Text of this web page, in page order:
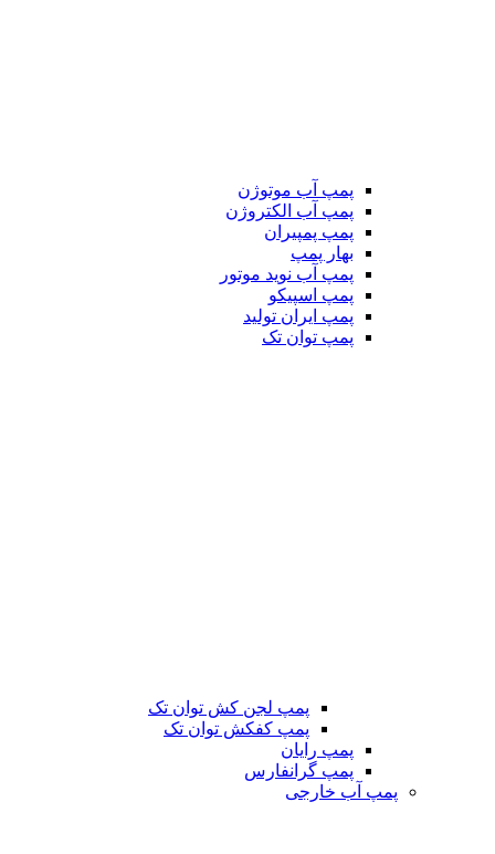
پمپ آب موتوژن
پمپ آب الکتروژن
پمپ پمپیران
بهار پمپ
پمپ آب نوید موتور
پمپ اسپیکو
پمپ ایران تولید
پمپ توان تک
پمپ لجن کش توان تک
پمپ کفکش توان تک
پمپ رایان
پمپ گرانفارس
پمپ آب خارجی